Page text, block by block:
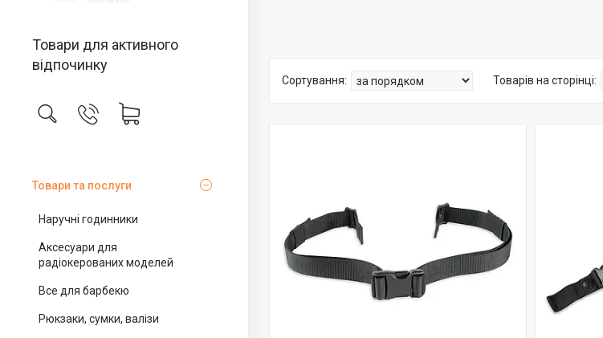
Товари для активного
відпочинку
Товари та послуги
Наручні годинники
Аксесуари для
радіокерованих моделей
Все для барбекю
Рюкзаки, сумки, валізи